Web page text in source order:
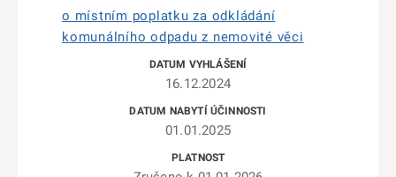
o místním poplatku za odkládání
komunálního odpadu z nemovité věci
16.12.2024
01.01.2025